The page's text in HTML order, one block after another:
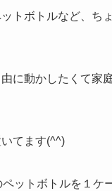
トボトルなど、ち
に動かしたくて家
てます(^^)
ットボトルを１ケ